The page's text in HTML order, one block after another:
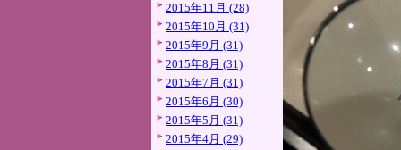
2015年11月 (28)
2015年10月 (31)
2015年9月 (31)
2015年8月 (31)
2015年7月 (31)
2015年6月 (30)
2015年5月 (31)
2015年4月 (29)